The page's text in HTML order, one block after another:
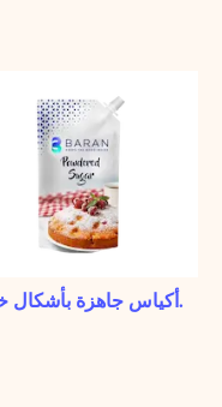
أكياس جاهزة بأشكال خاصة.